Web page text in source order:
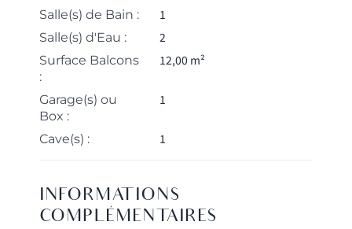
Salle(s) de Bain : 1
Salle(s) d'Eau : 2
Surface Balcons
:
12,00 m²
Garage(s) ou
Box :
1
Cave(s) : 1
INFORMATIONS
COMPLÉMENTAIRES